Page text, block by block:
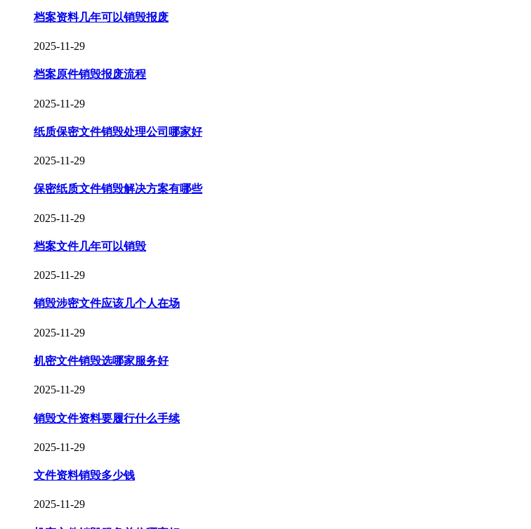
档案资料几年可以销毁报废
2025-11-29
档案原件销毁报废流程
2025-11-29
纸质保密文件销毁处理公司哪家好
2025-11-29
保密纸质文件销毁解决方案有哪些
2025-11-29
档案文件几年可以销毁
2025-11-29
销毁涉密文件应该几个人在场
2025-11-29
机密文件销毁选哪家服务好
2025-11-29
销毁文件资料要履行什么手续
2025-11-29
文件资料销毁多少钱
2025-11-29